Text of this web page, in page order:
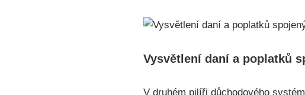
Vysvětlení daní a poplatků
V druhém pilíři důchodového